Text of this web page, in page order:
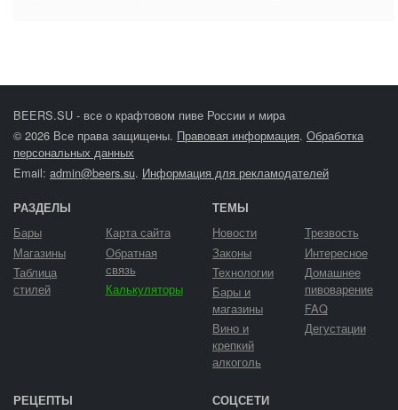
BEERS.SU - все о крафтовом пиве России и мира
© 2026 Все права защищены. Правовая информация. Обработка
персональных данных
Email: admin@beers.su. Информация для рекламодателей
РАЗДЕЛЫ
Бары
Магазины
Таблица
стилей
Карта сайта
Обратная
связь
Калькуляторы
ТЕМЫ
Новости
Законы
Технологии
Бары и
магазины
Вино и
крепкий
алкоголь
Трезвость
Интересное
Домашнее
пивоварение
FAQ
Дегустации
РЕЦЕПТЫ СОЦСЕТИ